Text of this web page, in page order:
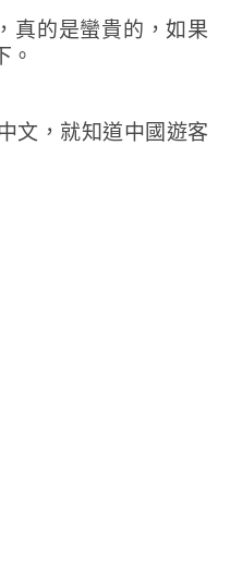
真的是蠻貴的，如果
。
文，就知道中國遊客